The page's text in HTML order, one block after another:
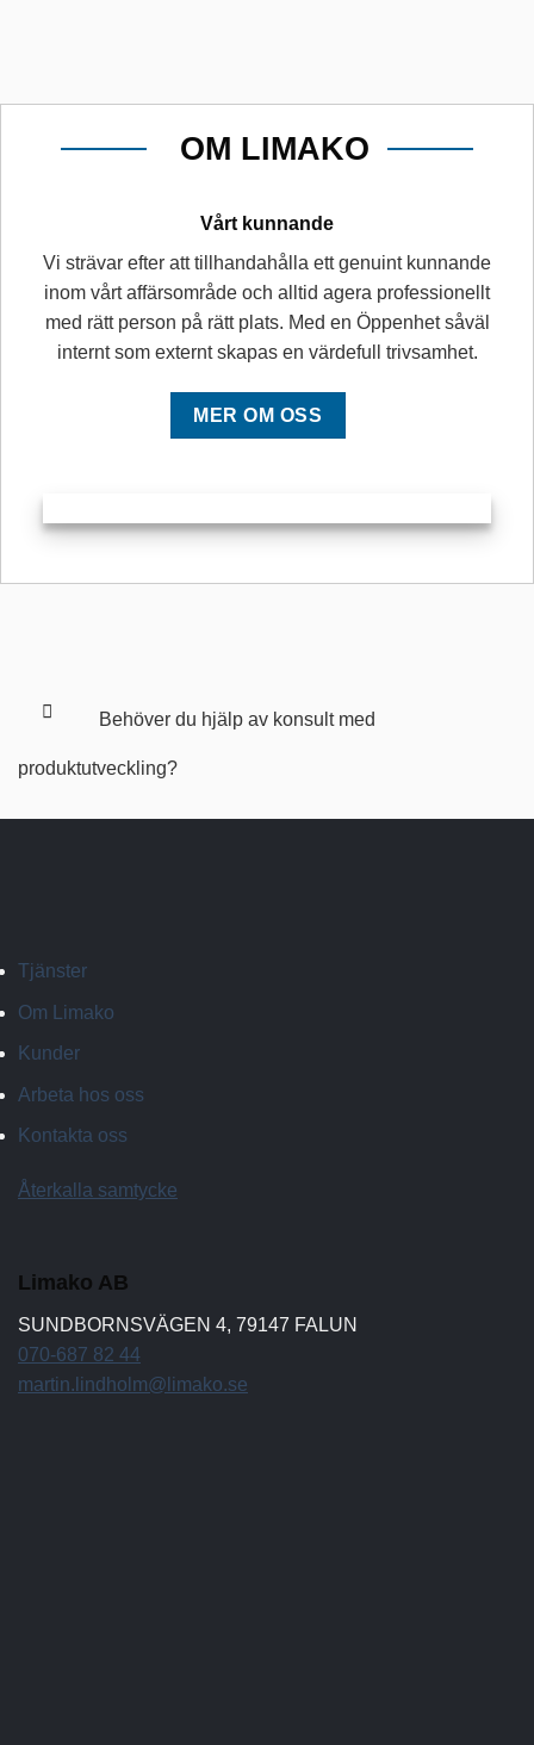
OM LIMAKO
Vårt kunnande
Vi strävar efter att tillhandahålla ett genuint kunnande
inom vårt affärsområde och alltid agera professionellt
med rätt person på rätt plats. Med en Öppenhet såväl
internt som externt skapas en värdefull trivsamhet.
MER OM OSS
Behöver du hjälp av konsult med
produktutveckling?
Tjänster
Om Limako
Kunder
Arbeta hos oss
Kontakta oss
Återkalla samtycke
Limako AB
SUNDBORNSVÄGEN 4, 79147 FALUN
070-687 82 44
martin.lindholm@limako.se